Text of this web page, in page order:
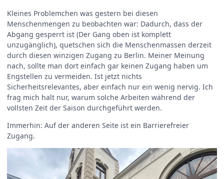
Kleines Problemchen was gestern bei diesen
Menschenmengen zu beobachten war: Dadurch, dass der
Abgang gesperrt ist (Der Gang oben ist komplett
unzugänglich), quetschen sich die Menschenmassen derzeit
durch diesen winzigen Zugang zu Berlin. Meiner Meinung
nach, sollte man dort einfach gar keinen Zugang haben um
Engstellen zu vermeiden. Ist jetzt nichts
Sicherheitsrelevantes, aber einfach nur ein wenig nervig. Ich
frag mich halt nur, warum solche Arbeiten während der
vollsten Zeit der Saison durchgeführt werden.
Immerhin: Auf der anderen Seite ist ein Barrierefreier
Zugang.